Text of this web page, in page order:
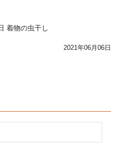
着物の虫干し
2021年06月06日